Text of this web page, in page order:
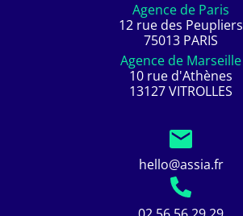
Agence de Paris
12 rue des Peupliers
75013 PARIS
Agence de Marseille
10 rue d'Athènes
13127 VITROLLES
hello@assia.fr